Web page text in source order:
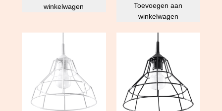
winkelwagen
Toevoegen aan
winkelwagen